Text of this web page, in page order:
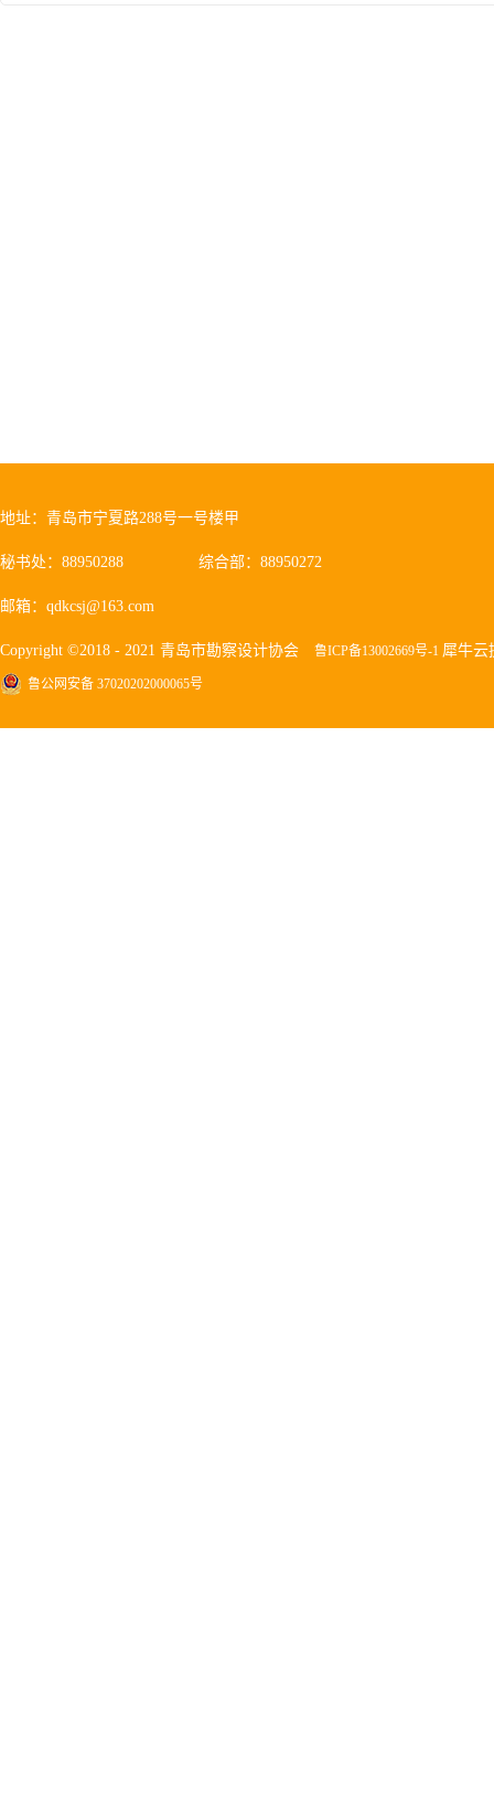
地址：青岛市宁夏路288号一号楼甲
秘书处：88950288 综合部：88950272
邮箱：qdkcsj@163.com
Copyright ©2018 - 2021 青岛市勘察设计协会 鲁ICP备13002669号-1 犀牛云
鲁公网安备 37020202000065号